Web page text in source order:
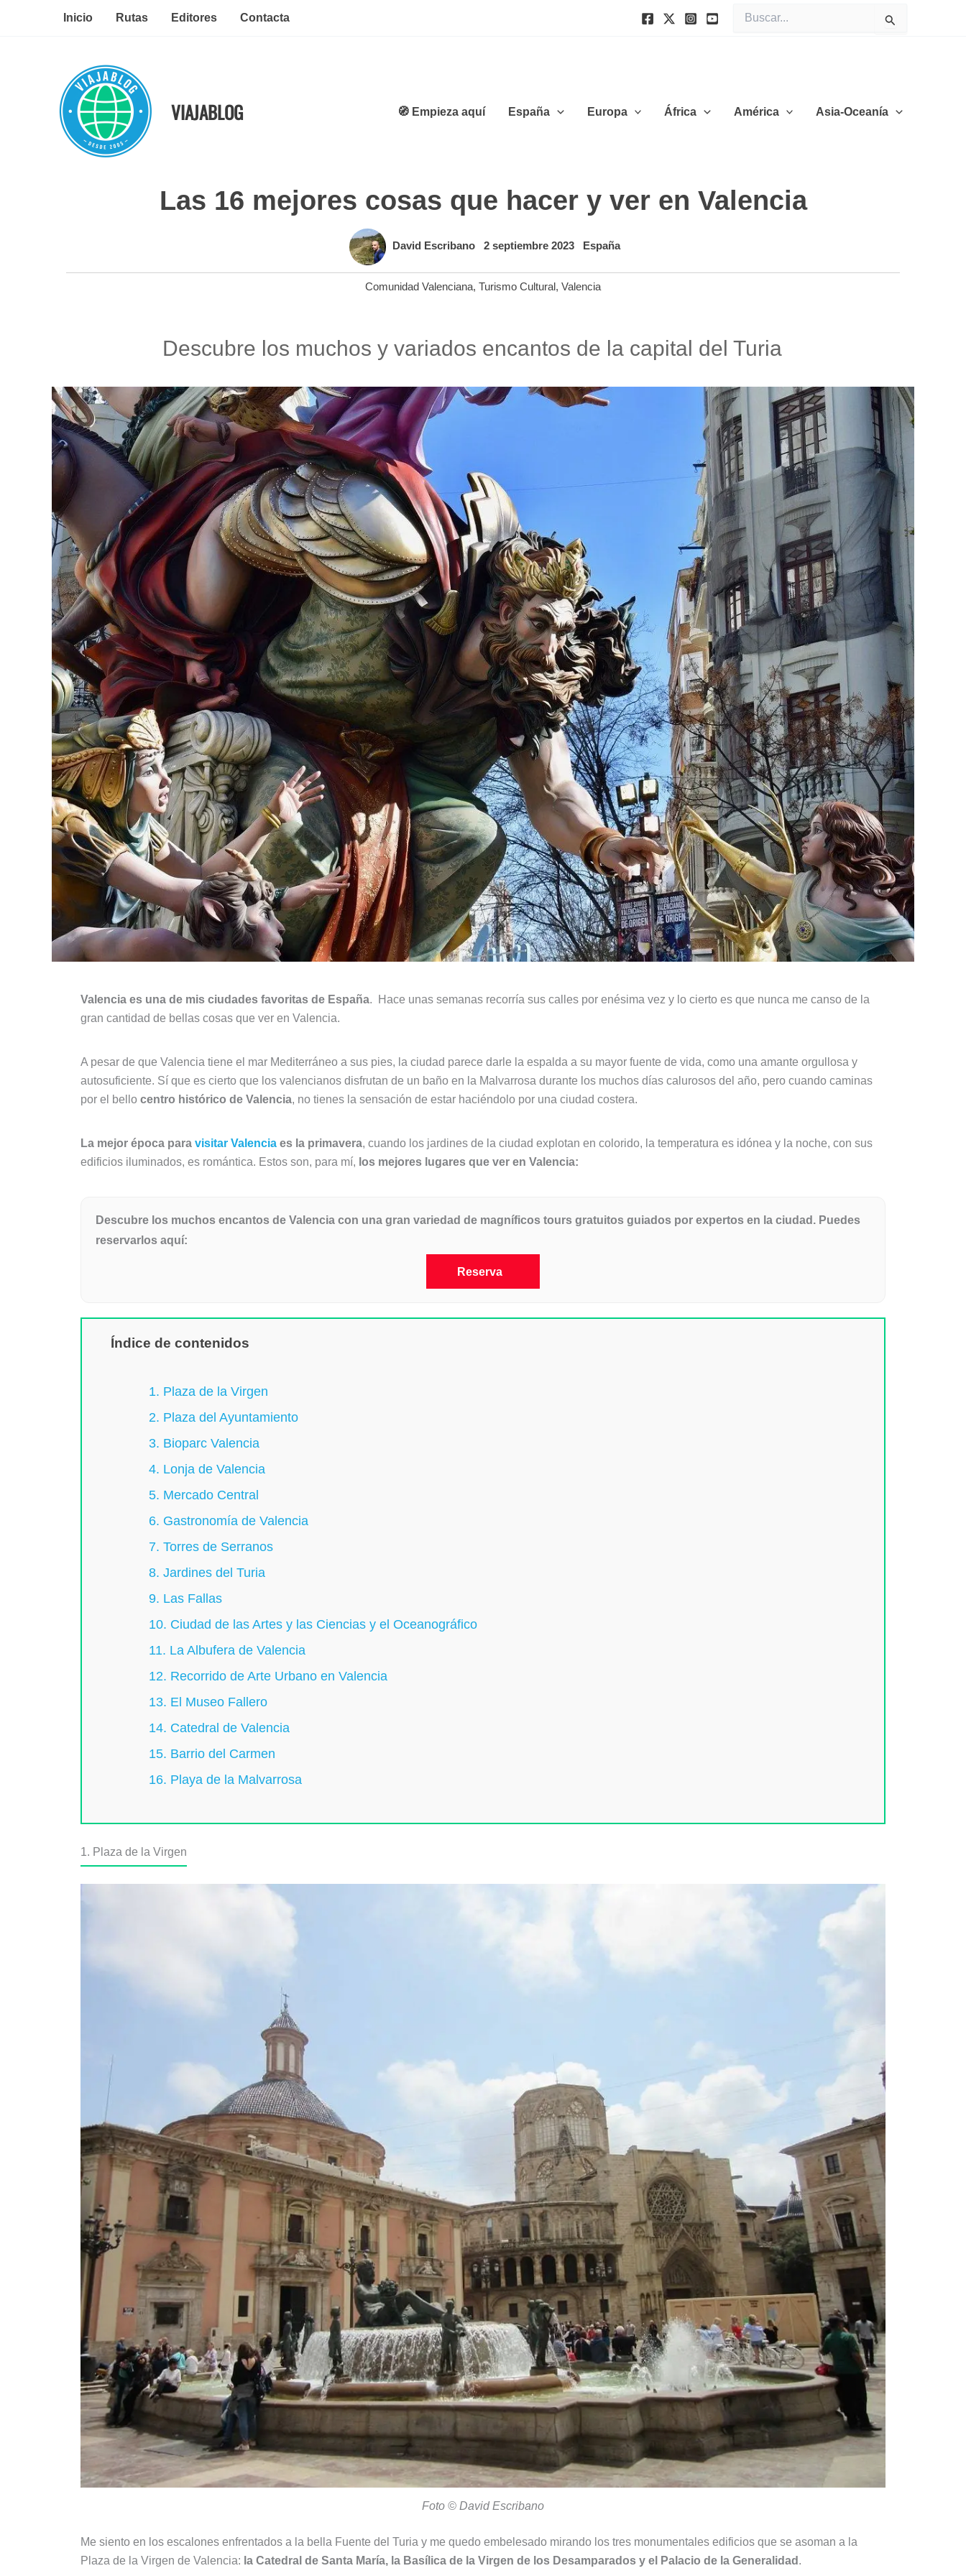
Inicio Rutas Editores Contacta
por:
VIAJABLOG 🧭 Empieza aquí España Europa África América Asia-Oceanía
Las 16 mejores cosas que hacer y ver en Valencia
David Escribano 2 septiembre 2023 España
Comunidad Valenciana, Turismo Cultural, Valencia
Descubre los muchos y variados encantos de la capital del Turia
Valencia es una de mis ciudades favoritas de España. Hace unas semanas recorría sus calles por enésima vez y lo cierto es que nunca me canso de la
gran cantidad de bellas cosas que ver en Valencia.
A pesar de que Valencia tiene el mar Mediterráneo a sus pies, la ciudad parece darle la espalda a su mayor fuente de vida, como una amante orgullosa y
autosuficiente. Sí que es cierto que los valencianos disfrutan de un baño en la Malvarrosa durante los muchos días calurosos del año, pero cuando caminas
por el bello centro histórico de Valencia, no tienes la sensación de estar haciéndolo por una ciudad costera.
La mejor época para visitar Valencia es la primavera, cuando los jardines de la ciudad explotan en colorido, la temperatura es idónea y la noche, con sus
edificios iluminados, es romántica. Estos son, para mí, los mejores lugares que ver en Valencia:
Descubre los muchos encantos de Valencia con una gran variedad de magníficos tours gratuitos guiados por expertos en la ciudad. Puedes
reservarlos aquí:
Reserva
Índice de contenidos
1. Plaza de la Virgen
2. Plaza del Ayuntamiento
3. Bioparc Valencia
4. Lonja de Valencia
5. Mercado Central
6. Gastronomía de Valencia
7. Torres de Serranos
8. Jardines del Turia
9. Las Fallas
10. Ciudad de las Artes y las Ciencias y el Oceanográfico
11. La Albufera de Valencia
12. Recorrido de Arte Urbano en Valencia
13. El Museo Fallero
14. Catedral de Valencia
15. Barrio del Carmen
16. Playa de la Malvarrosa
1. Plaza de la Virgen
Foto © David Escribano
Me siento en los escalones enfrentados a la bella Fuente del Turia y me quedo embelesado mirando los tres monumentales edificios que se asoman a la
Plaza de la Virgen de Valencia: la Catedral de Santa María, la Basílica de la Virgen de los Desamparados y el Palacio de la Generalidad .